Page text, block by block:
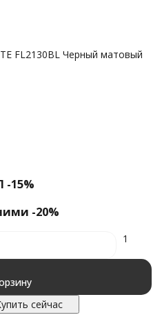
FL2130BL Черный матовый
-15%
-20%
1
сейчас